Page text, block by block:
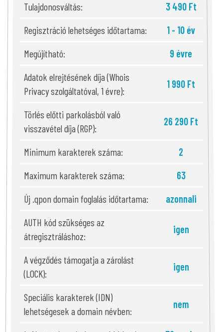
Tulajdonosváltás:
3 490 Ft
Regisztráció lehetséges időtartama:
1 - 10 év
Megújítható:
9 évre
Adatok elrejtésének díja (Whois
Privacy szolgáltatóval, 1 évre):
1 990 Ft
Törlés előtti parkolásból való
visszavétel díja (RGP):
26 290 Ft
Minimum karakterek száma:
2
Maximum karakterek száma:
63
Új .qpon domain foglalás időtartama:
azonnali
AUTH kód szükséges az
átregisztráláshoz:
igen
A végződés támogatja a zárolást
(LOCK):
igen
Speciális karakterek (IDN)
lehetségesek a domain névben:
nem